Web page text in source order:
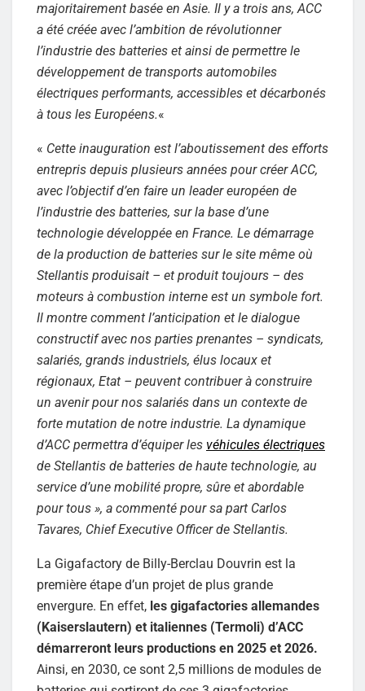
majoritairement basée en Asie. Il y a trois ans, ACC
a été créée avec l’ambition de révolutionner
l’industrie des batteries et ainsi de permettre le
développement de transports automobiles
électriques performants, accessibles et décarbonés
à tous les Européens.«
« Cette inauguration est l’aboutissement des efforts
entrepris depuis plusieurs années pour créer ACC,
avec l’objectif d’en faire un leader européen de
l’industrie des batteries, sur la base d’une
technologie développée en France. Le démarrage
de la production de batteries sur le site même où
Stellantis produisait – et produit toujours – des
moteurs à combustion interne est un symbole fort.
Il montre comment l’anticipation et le dialogue
constructif avec nos parties prenantes – syndicats,
salariés, grands industriels, élus locaux et
régionaux, Etat – peuvent contribuer à construire
un avenir pour nos salariés dans un contexte de
forte mutation de notre industrie. La dynamique
d’ACC permettra d’équiper les véhicules électriques
de Stellantis de batteries de haute technologie, au
service d’une mobilité propre, sûre et abordable
pour tous », a commenté pour sa part Carlos
Tavares, Chief Executive Officer de Stellantis.
La Gigafactory de Billy-Berclau Douvrin est la
première étape d’un projet de plus grande
envergure. En effet, les gigafactories allemandes
(Kaiserslautern) et italiennes (Termoli) d’ACC
démarreront leurs productions en 2025 et 2026.
Ainsi, en 2030, ce sont 2,5 millions de modules de